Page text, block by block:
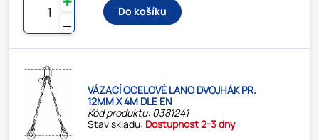
⚊
Do košíku
VÁZACÍ OCELOVÉ LANO DVOJHÁK PR.
12MM X 4M DLE EN
Kód produktu: 0381241
Stav skladu: Dostupnost 2-3 dny